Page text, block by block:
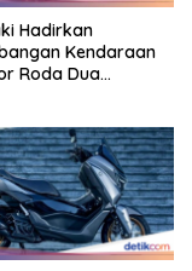
Hadirkan
Kendaraan
Roda Dua